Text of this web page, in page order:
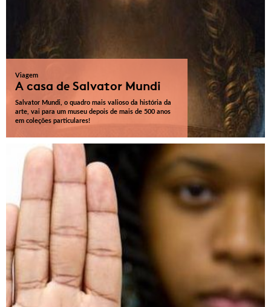
Viagem
A casa de Salvator Mundi
Salvator Mundi, o quadro mais valioso da história da
arte, vai para um museu depois de mais de 500 anos
em coleções particulares!